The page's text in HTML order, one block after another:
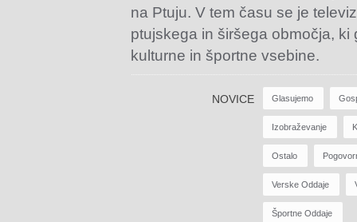
na Ptuju. V tem času se je
ptujskega in širšega območja,
kulturne in športne vsebine.
NOVICE Glasujemo
Izobraževanje
Ostalo
Verske Oddaje
Športne Oddaje